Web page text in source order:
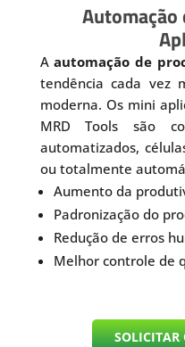
Automação
Aautomação de
tendência cada vez
moderna. Os mini
MRD Tools são
automatizados,
ou totalmente
Aumento da
Padronização do
Redução de erros
Melhor controle de
SOLICITAR